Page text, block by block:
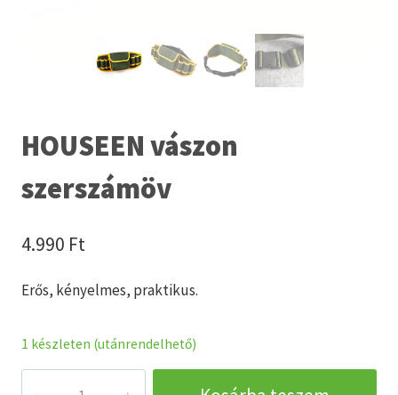
HOUSEEN vászon
szerszámöv
4.990 Ft
Erős, kényelmes, praktikus.
1 készleten (utánrendelhető)